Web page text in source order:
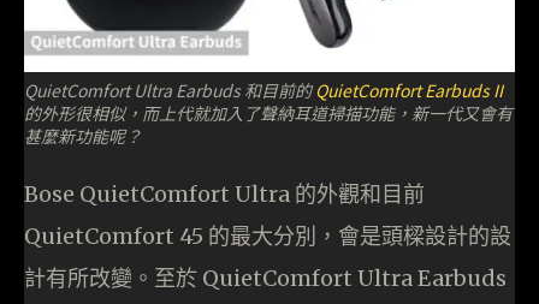
QuietComfort Ultra Earbuds 和目前的QuietComfort Earbuds II
的外形很相似，而上代就加入了聲納耳道掃描功能，新一代又會有
甚麼新功能呢？
Bose QuietComfort Ultra 的外觀和目前
QuietComfort 45 的最大分別，會是頭樑設計的設
計有所改變。至於 QuietComfort Ultra Earbuds